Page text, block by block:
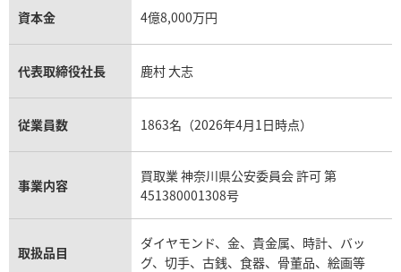
資本金 4億8,000万円
代表取締役社長 鹿村 大志
従業員数 1863名（2026年4月1日時点）
事業内容
買取業 神奈川県公安委員会 許可 第
451380001308号
取扱品目
ダイヤモンド、金、貴金属、時計、バッ
グ、切手、古銭、食器、骨董品、絵画等